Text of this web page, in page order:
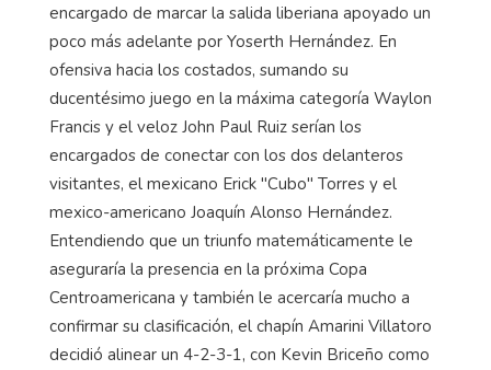
encargado de marcar la salida liberiana apoyado un
poco más adelante por Yoserth Hernández. En
ofensiva hacia los costados, sumando su
ducentésimo juego en la máxima categoría Waylon
Francis y el veloz John Paul Ruiz serían los
encargados de conectar con los dos delanteros
visitantes, el mexicano Erick "Cubo" Torres y el
mexico-americano Joaquín Alonso Hernández.
Entendiendo que un triunfo matemáticamente le
aseguraría la presencia en la próxima Copa
Centroamericana y también le acercaría mucho a
confirmar su clasificación, el chapín Amarini Villatoro
decidió alinear un 4-2-3-1, con Kevin Briceño como